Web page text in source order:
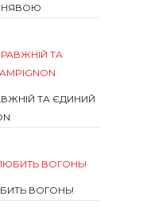
ТА ЄДИНИЙ
ВОГОНЬ!